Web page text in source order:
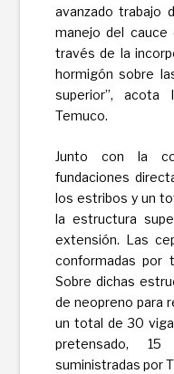
avanzado trabajo
manejo del cauce
través de la
hormigón sobre
superior”, acota
Temuco.
Junto con la
fundaciones
los estribos y un
la estructura
extensión. Las
conformadas por
Sobre dichas
de neopreno para
un total de 30
pretensado,
suministradas por